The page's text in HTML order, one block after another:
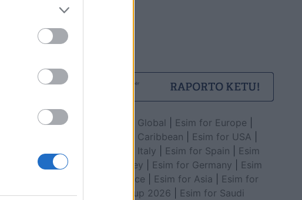
Esim for Global Esim for Europe
Esim for Caribbean
Esim for USA
Esim for Italy
Esim for Spain
Esim
for Turkey
Esim for Germany
Esim
for Greece
Esim for Asia
Esim for
World Cup 2026
Esim for Saudi